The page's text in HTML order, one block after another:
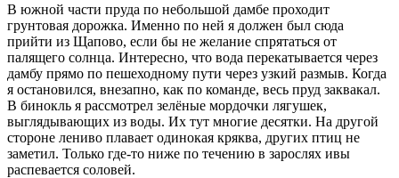
В южной части пруда по небольшой дамбе проходит
грунтовая дорожка. Именно по ней я должен был сюда
прийти из Щапово, если бы не желание спрятаться от
палящего солнца. Интересно, что вода перекатывается через
дамбу прямо по пешеходному пути через узкий размыв. Когда
я остановился, внезапно, как по команде, весь пруд заквакал.
В бинокль я рассмотрел зелёные мордочки лягушек,
выглядывающих из воды. Их тут многие десятки. На другой
стороне лениво плавает одинокая кряква, других птиц не
заметил. Только где-то ниже по течению в зарослях ивы
распевается соловей.